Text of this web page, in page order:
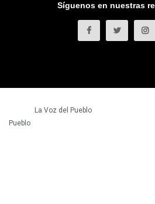
Síguenos en nuestras
La Voz del Pueblo
Pueblo